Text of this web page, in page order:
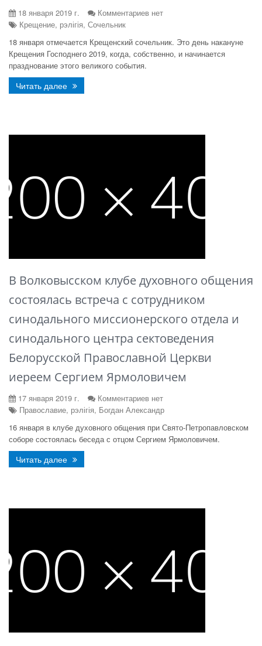
18 января 2019 г.
Комментариев нет
Крещение, рэлігія, Сочельник
18 января отмечается Крещенский сочельник. Это день накануне
Крещения Господнего 2019, когда, собственно, и начинается
празднование этого великого события.
Читать далее
В Волковысском клубе духовного общения
состоялась встреча с сотрудником
синодального миссионерского отдела и
синодального центра сектоведения
Белорусской Православной Церкви
иереем Сергием Ярмоловичем
17 января 2019 г.
Комментариев нет
Православие, рэлігія, Богдан Александр
16 января в клубе духовного общения при Свято-Петропавловском
соборе состоялась беседа с отцом Сергием Ярмоловичем.
Читать далее